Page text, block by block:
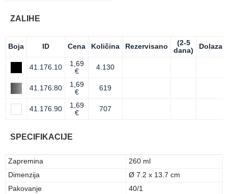
ZALIHE
Boja ID Cena Količina Rezervisano
(2-5
dana)
Dolazak
41.176.10
1,69
€
4.130
41.176.80
1,69
€
619
41.176.90
1,69
€
707
SPECIFIKACIJE
Zapremina
260 ml
Dimenzija
Ø 7.2 x 13.7 cm
Pakovanje
40/1